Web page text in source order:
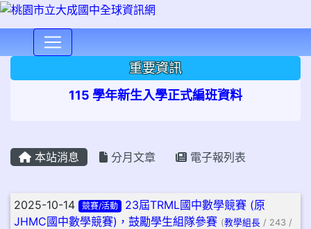
重要資訊
115 學年新生入學正式編班資料
本站消息 分月文章 電子報列表
文章列表
2025-10-14 競賽/活動
23屆TRML國中數學競賽 (原
JHMC國中數學競賽)，鼓勵學生組隊參賽 (教學組長 / 243 /